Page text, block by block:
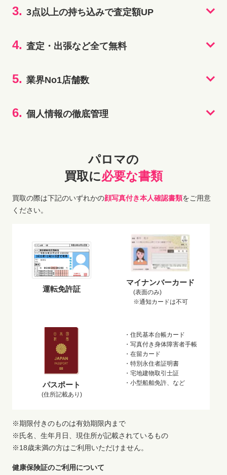
3. 3点以上の持ち込みで査定額UP
4. 査定・出張など全て無料
5. 業界No1店舗数
6. 個人情報の徹底管理
パロマの
買取に必要な書類
買取の際は下記のいずれかの顔写真付き本人確認書類をご用意
ください。
運転免許証
マイナンバーカード
(表面のみ)
※通知カードは不可
パスポート
(住所記載あり)
・住民基本台帳カード
・写真付き身体障害者手帳
・在留カード
・特別永住者証明書
・宅地建物取引士証
・小型船舶免許、など
※期限付きのものは有効期限内まで
※氏名、生年月日、現住所が記載されているもの
※18歳未満の方はご利用いただけません。
健康保険証のご利用について